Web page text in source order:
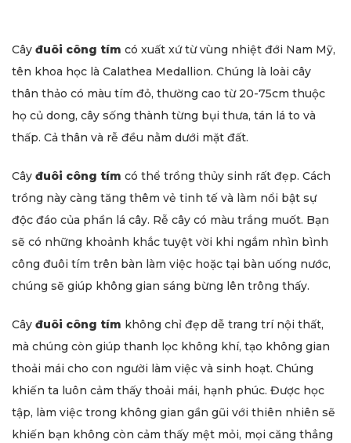
Cây đuôi công tím có xuất xứ từ vùng nhiệt đới Nam Mỹ,
tên khoa học là Calathea Medallion. Chúng là loài cây
thân thảo có màu tím đỏ, thường cao từ 20-75cm thuộc
họ củ dong, cây sống thành từng bụi thưa, tán lá to và
thấp. Cả thân và rễ đều nằm dưới mặt đất.
Cây đuôi công tím có thể trồng thủy sinh rất đẹp. Cách
trồng này càng tăng thêm vẻ tinh tế và làm nổi bật sự
độc đáo của phần lá cây. Rễ cây có màu trắng muốt. Bạn
sẽ có những khoảnh khắc tuyệt vời khi ngắm nhìn bình
công đuôi tím trên bàn làm việc hoặc tại bàn uống nước,
chúng sẽ giúp không gian sáng bừng lên trông thấy.
Cây đuôi công tím không chỉ đẹp dễ trang trí nội thất,
mà chúng còn giúp thanh lọc không khí, tạo không gian
thoải mái cho con người làm việc và sinh hoạt. Chúng
khiến ta luôn cảm thấy thoải mái, hạnh phúc. Được học
tập, làm việc trong không gian gần gũi với thiên nhiên sẽ
khiến bạn không còn cảm thấy mệt mỏi, mọi căng thẳng